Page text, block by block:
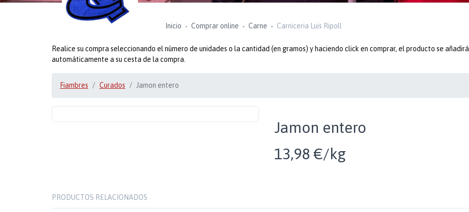
Inicio Comprar online Carne Carniceria Luis Ripoll
Realice su compra seleccionando el número de unidades o la cantidad (en gramos) y haciendo click en comprar, el producto se añadirá
automáticamente a su cesta de la compra.
Fiambres Curados Jamon entero
Jamon entero
13,98 €/kg
PRODUCTOS RELACIONADOS